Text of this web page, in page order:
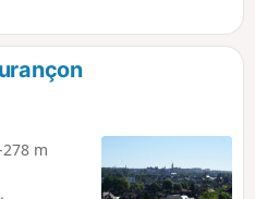
du château.
des
ne traverse la
pourrez vous
au niveau du
m